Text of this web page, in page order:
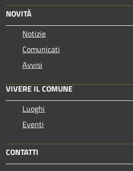
NOVITÀ
Notizie
Comunicati
Avvisi
VIVERE IL COMUNE
Luoghi
Eventi
CONTATTI